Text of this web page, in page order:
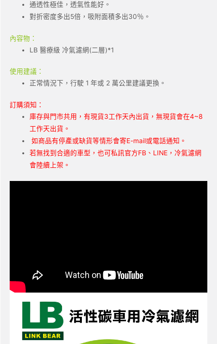
通透性極佳，透氣性能好。
對折密度多出5倍，吸附面積多出30％。
內容物：
LB 醫療級 冷氣濾網(二層)*1
使用建議：
正常情況下，行駛 1 年或 2 萬公里建議更換。
訂購須知：
庫存與門市共用，有現貨3工作天內出貨，無現貨會在4~8
工作天出貨。
如商品有停產或缺貨等情形會寄E-mail或電話通知。
若無找到合適的車型，也可私訊官方FB、LINE，冷氣濾網
會陸續上架。